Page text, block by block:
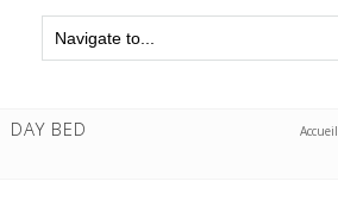
DAY BED Accueil